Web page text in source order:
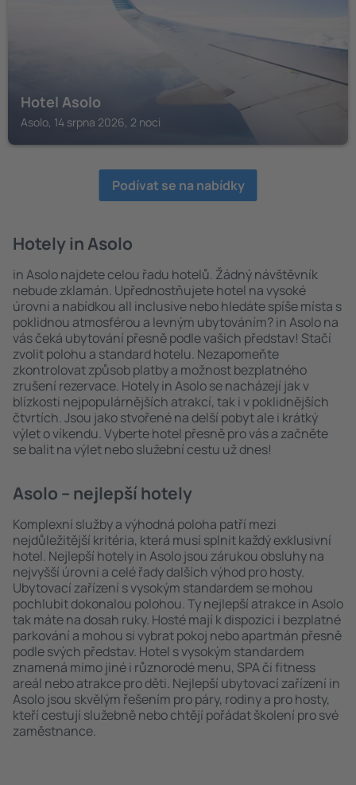
Hotel Asolo
Asolo, 14 srpna 2026, 2 noci
Podívat se na nabídky
Hotely in Asolo
in Asolo najdete celou řadu hotelů. Žádný návštěvník
nebude zklamán. Upřednostňujete hotel na vysoké
úrovni a nabídkou all inclusive nebo hledáte spíše místa s
poklidnou atmosférou a levným ubytováním? in Asolo na
vás čeká ubytování přesně podle vašich představ! Stačí
zvolit polohu a standard hotelu. Nezapomeňte
zkontrolovat způsob platby a možnost bezplatného
zrušení rezervace. Hotely in Asolo se nacházejí jak v
blízkosti nejpopulárnějších atrakcí, tak i v poklidnějších
čtvrtích. Jsou jako stvořené na delší pobyt ale i krátký
výlet o víkendu. Vyberte hotel přesně pro vás a začněte
se balit na výlet nebo služební cestu už dnes!
Asolo – nejlepší hotely
Komplexní služby a výhodná poloha patří mezi
nejdůležitější kritéria, která musí splnit každý exklusivní
hotel. Nejlepší hotely in Asolo jsou zárukou obsluhy na
nejvyšší úrovni a celé řady dalších výhod pro hosty.
Ubytovací zařízení s vysokým standardem se mohou
pochlubit dokonalou polohou. Ty nejlepší atrakce in Asolo
tak máte na dosah ruky. Hosté mají k dispozici i bezplatné
parkování a mohou si vybrat pokoj nebo apartmán přesně
podle svých představ. Hotel s vysokým standardem
znamená mimo jiné i různorodé menu, SPA či fitness
areál nebo atrakce pro děti. Nejlepší ubytovací zařízení in
Asolo jsou skvělým řešením pro páry, rodiny a pro hosty,
kteří cestují služebně nebo chtějí pořádat školení pro své
zaměstnance.